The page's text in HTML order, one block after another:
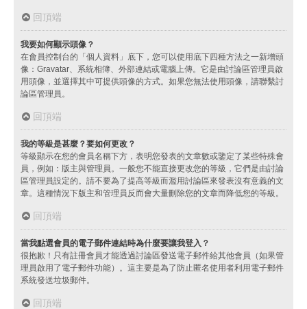
回頂端
我要如何顯示頭像？
在會員控制台的「個人資料」底下，您可以使用底下四種方法之一新增頭
像：Gravatar、系統相簿、外部連結或電腦上傳。它是由討論區管理員啟
用頭像，並選擇其中可提供頭像的方式。如果您無法使用頭像，請聯繫討
論區管理員。
回頂端
我的等級是甚麼？要如何更改？
等級顯示在您的會員名稱下方，表明您發表的文章數或鑒定了某些特殊會
員，例如：版主與管理員。一般您不能直接更改您的等級，它們是由討論
區管理員設定的。請不要為了提高等級而濫用討論區來發表沒有意義的文
章。這種情況下版主和管理員反而會大量刪除您的文章而降低您的等級。
回頂端
當我點選會員的電子郵件連結時為什麼要讓我登入？
很抱歉！只有註冊會員才能透過討論區發送電子郵件給其他會員（如果管
理員啟用了電子郵件功能）。這主要是為了防止匿名使用者利用電子郵件
系統發送垃圾郵件。
回頂端